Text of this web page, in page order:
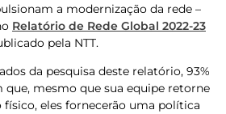
a modernização da rede –
Relatório de Rede Global 2022-23
pela NTT.
da pesquisa deste relatório, 93%
que, mesmo que sua equipe retorne
físico, eles fornecerão uma política